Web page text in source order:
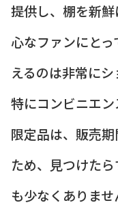
提供し、棚を新
心なファンにと
えるのは非常にシ
特にコンビニエ
限定品は、販売
ため、見つけた
も少なくありませ